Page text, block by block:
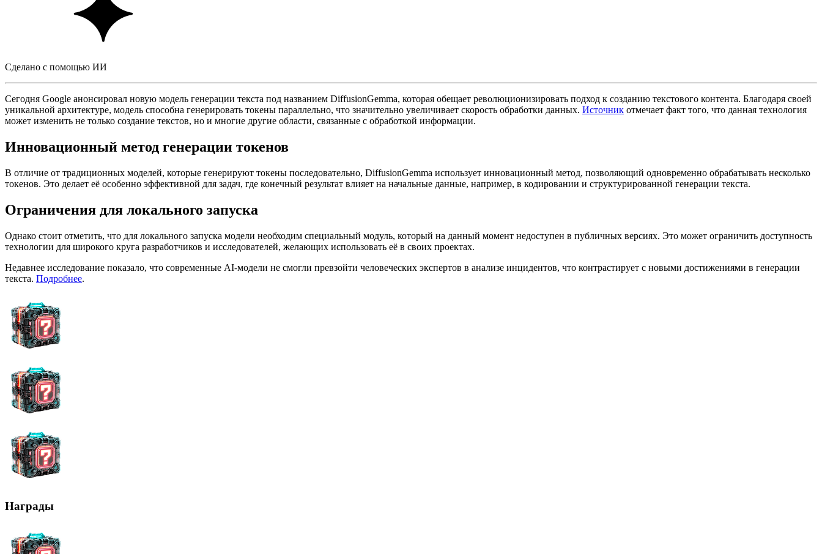
Сделано с помощью ИИ
Сегодня Google анонсировал новую модель генерации текста под названием DiffusionGemma, которая обещает революционизировать подход к созданию текстового контента. Благодаря своей
уникальной архитектуре, модель способна генерировать токены параллельно, что значительно увеличивает скорость обработки данных. Источник отмечает факт того, что данная технология
может изменить не только создание текстов, но и многие другие области, связанные с обработкой информации.
Инновационный метод генерации токенов
В отличие от традиционных моделей, которые генерируют токены последовательно, DiffusionGemma использует инновационный метод, позволяющий одновременно обрабатывать несколько
токенов. Это делает её особенно эффективной для задач, где конечный результат влияет на начальные данные, например, в кодировании и структурированной генерации текста.
Ограничения для локального запуска
Однако стоит отметить, что для локального запуска модели необходим специальный модуль, который на данный момент недоступен в публичных версиях. Это может ограничить доступность
технологии для широкого круга разработчиков и исследователей, желающих использовать её в своих проектах.
Недавнее исследование показало, что современные AI-модели не смогли превзойти человеческих экспертов в анализе инцидентов, что контрастирует с новыми достижениями в генерации
текста. Подробнее.
Награды